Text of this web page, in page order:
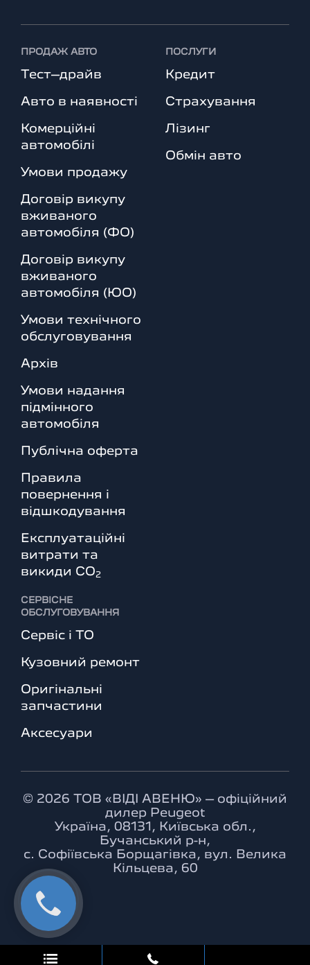
ПРОДАЖ АВТО
Тест–драйв
Авто в наявності
Комерційні
автомобілі
Умови продажу
Договір викупу
вживаного
автомобіля (ФО)
Договір викупу
вживаного
автомобіля (ЮО)
Умови технічного
обслуговування
Архів
Умови надання
підмінного
автомобіля
Публічна оферта
Правила
повернення і
відшкодування
Експлуатаційні
витрати та
викиди СО2
ПОСЛУГИ
Кредит
Страхування
Лізинг
Обмін авто
СЕРВІСНЕ
ОБСЛУГОВУВАННЯ
Сервіс і ТО
Кузовний ремонт
Оригінальні
запчастини
Аксесуари
© 2026 ТОВ «ВІДІ АВЕНЮ» – офіційний
дилер Peugeot
Україна, 08131, Київська обл.,
Бучанський р-н,
с. Софіївська Борщагівка, вул. Велика
Кільцева, 60